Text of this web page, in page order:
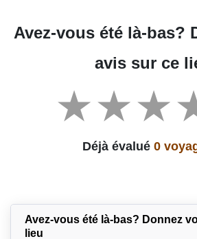
Avez-vous été là-bas?
avis sur ce
Déjà évalué 0
Avez-vous été là-bas? Donnez
lieu